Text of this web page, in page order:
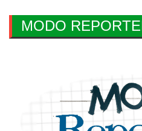
MODO